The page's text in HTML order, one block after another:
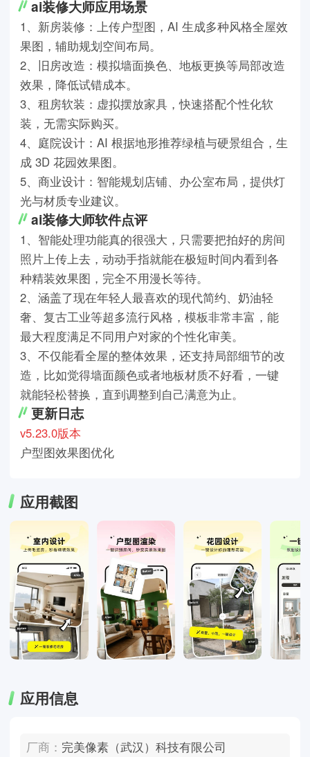
ai装修大师应用场景
1、新房装修：上传户型图，AI 生成多种风格全屋效
果图，辅助规划空间布局。
2、旧房改造：模拟墙面换色、地板更换等局部改造
效果，降低试错成本。
3、租房软装：虚拟摆放家具，快速搭配个性化软
装，无需实际购买。
4、庭院设计：AI 根据地形推荐绿植与硬景组合，生
成 3D 花园效果图。
5、商业设计：智能规划店铺、办公室布局，提供灯
光与材质专业建议。
ai装修大师软件点评
1、智能处理功能真的很强大，只需要把拍好的房间
照片上传上去，动动手指就能在极短时间内看到各
种精装效果图，完全不用漫长等待。
2、涵盖了现在年轻人最喜欢的现代简约、奶油轻
奢、复古工业等超多流行风格，模板非常丰富，能
最大程度满足不同用户对家的个性化审美。
3、不仅能看全屋的整体效果，还支持局部细节的改
造，比如觉得墙面颜色或者地板材质不好看，一键
就能轻松替换，直到调整到自己满意为止。
更新日志
v5.23.0版本
户型图效果图优化
应用截图
应用信息
厂商： 完美像素（武汉）科技有限公司